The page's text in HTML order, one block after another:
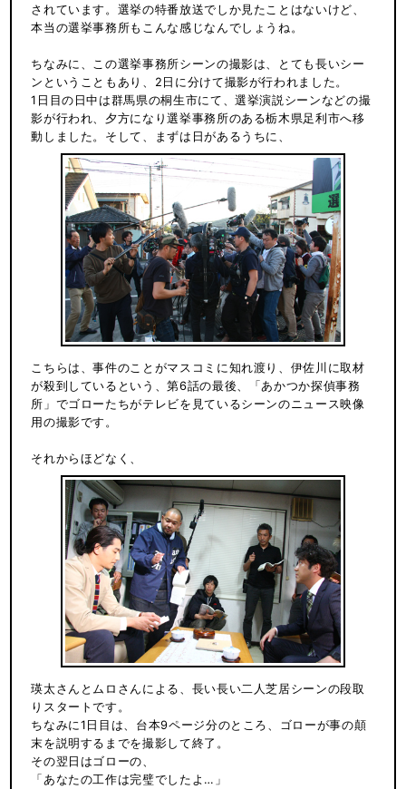
されています。選挙の特番放送でしか見たことはないけど、
本当の選挙事務所もこんな感じなんでしょうね。
ちなみに、この選挙事務所シーンの撮影は、とても長いシー
ンということもあり、2日に分けて撮影が行われました。
1日目の日中は群馬県の桐生市にて、選挙演説シーンなどの撮
影が行われ、夕方になり選挙事務所のある栃木県足利市へ移
動しました。そして、まずは日があるうちに、
こちらは、事件のことがマスコミに知れ渡り、伊佐川に取材
が殺到しているという、第6話の最後、「あかつか探偵事務
所」でゴローたちがテレビを見ているシーンのニュース映像
用の撮影です。
それからほどなく、
瑛太さんとムロさんによる、長い長い二人芝居シーンの段取
りスタートです。
ちなみに1日目は、台本9ページ分のところ、ゴローが事の顛
末を説明するまでを撮影して終了。
その翌日はゴローの、
「あなたの工作は完璧でしたよ…」